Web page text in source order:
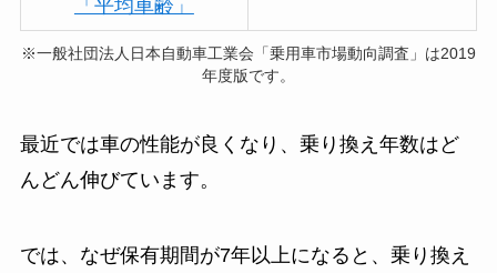
「平均車齢」
※一般社団法人日本自動車工業会「乗用車市場動向調査」は2019
年度版です。
最近では車の性能が良くなり、乗り換え年数はど
んどん伸びています。
では、なぜ保有期間が7年以上になると、乗り換え